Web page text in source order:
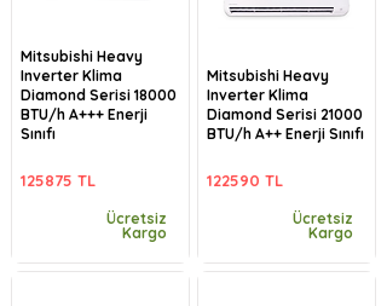
Mitsubishi Heavy
Inverter Klima
Diamond Serisi 18000
BTU/h A+++ Enerji
Sınıfı
125875 TL
Ücretsiz
Kargo
Mitsubishi Heavy
Inverter Klima
Diamond Serisi 21000
BTU/h A++ Enerji Sınıfı
122590 TL
Ücretsiz
Kargo